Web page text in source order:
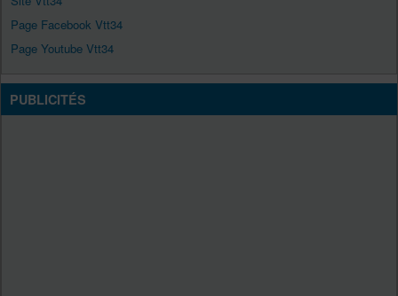
Page Facebook Vtt34
Page Youtube Vtt34
PUBLICITÉS